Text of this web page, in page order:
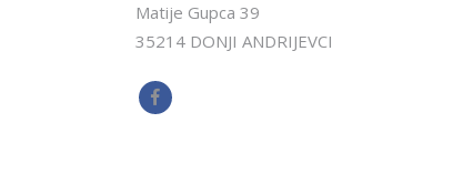
Matije Gupca 39
35214 DONJI ANDRIJEVCI